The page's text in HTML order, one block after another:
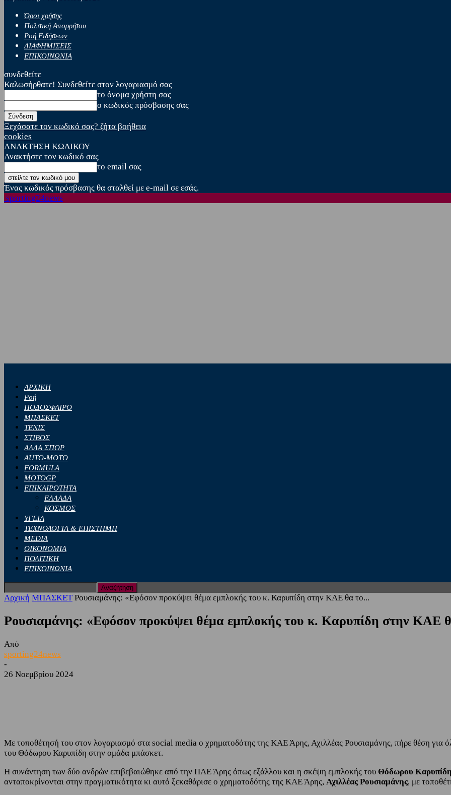
Όροι χρήσης
Πολιτική Απορρήτου
Ροή Ειδήσεων
ΔΙΑΦΗΜΙΣΕΙΣ
ΕΠΙΚΟΙΝΩΝΙΑ
συνδεθείτε
Καλωσήρθατε! Συνδεθείτε στον λογαριασμό σας
το όνομα χρήστη σας
ο κωδικός πρόσβασης σας
Ξεχάσατε τον κωδικό σας? ζήτα βοήθεια
cookies
ΑΝΑΚΤΗΣΗ ΚΩΔΙΚΟΥ
Ανακτήστε τον κωδικό σας
το email σας
Ένας κωδικός πρόσβασης θα σταλθεί με e-mail σε εσάς.
sporting24news
ΑΡΧΙΚΗ
Ροή
ΠΟΔΟΣΦΑΙΡΟ
ΜΠΑΣΚΕΤ
ΤΕΝΙΣ
ΣΤΙΒΟΣ
ΑΛΛΑ ΣΠΟΡ
AUTO-MOTO
FORMULA
MOTOGP
ΕΠΙΚΑΙΡΟΤΗΤΑ
ΕΛΛΑΔΑ
ΚΟΣΜΟΣ
ΥΓΕΙΑ
ΤΕΧΝΟΛΟΓΙΑ & ΕΠΙΣΤΗΜΗ
MEDIA
ΟΙΚΟΝΟΜΙΑ
ΠΟΛΙΤΙΚΗ
ΕΠΙΚΟΙΝΩΝΙΑ
Αρχική ΜΠΑΣΚΕΤ Ρουσιαμάνης: «Εφόσον προκύψει θέμα εμπλοκής του κ. Καρυπίδη στην ΚΑΕ θα το...
Ρουσιαμάνης: «Εφόσον προκύψει θέμα εμπλοκής του κ. Καρυπίδη στην ΚΑΕ
Από
sporting24news
-
26 Νοεμβρίου 2024
Με τοποθέτησή του στον λογαριασμό στα social media ο χρηματοδότης της ΚΑΕ Άρης, Αχιλλέας Ρουσιαμάνης, πήρε θέση για
του Θόδωρου Καρυπίδη στην ομάδα μπάσκετ.
Η συνάντηση των δύο ανδρών επιβεβαιώθηκε από την ΠΑΕ Άρης όπως εξάλλου και η σκέψη εμπλοκής του Θόδωρου Καρυπίδη
ανταποκρίνονται στην πραγματικότητα κι αυτό ξεκαθάρισε ο χρηματοδότης της ΚΑΕ Άρης, Αχιλλέας Ρουσιαμάνης, με